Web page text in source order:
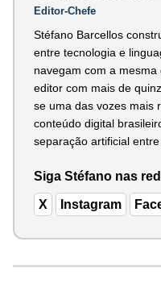
Editor-Chefe
Stéfano Barcellos
entre tecnologia e
navegam com a
editor com mais de
se uma das vozes mais
conteúdo digital
separação artificial entre
Siga Stéfano nas
X Instagram